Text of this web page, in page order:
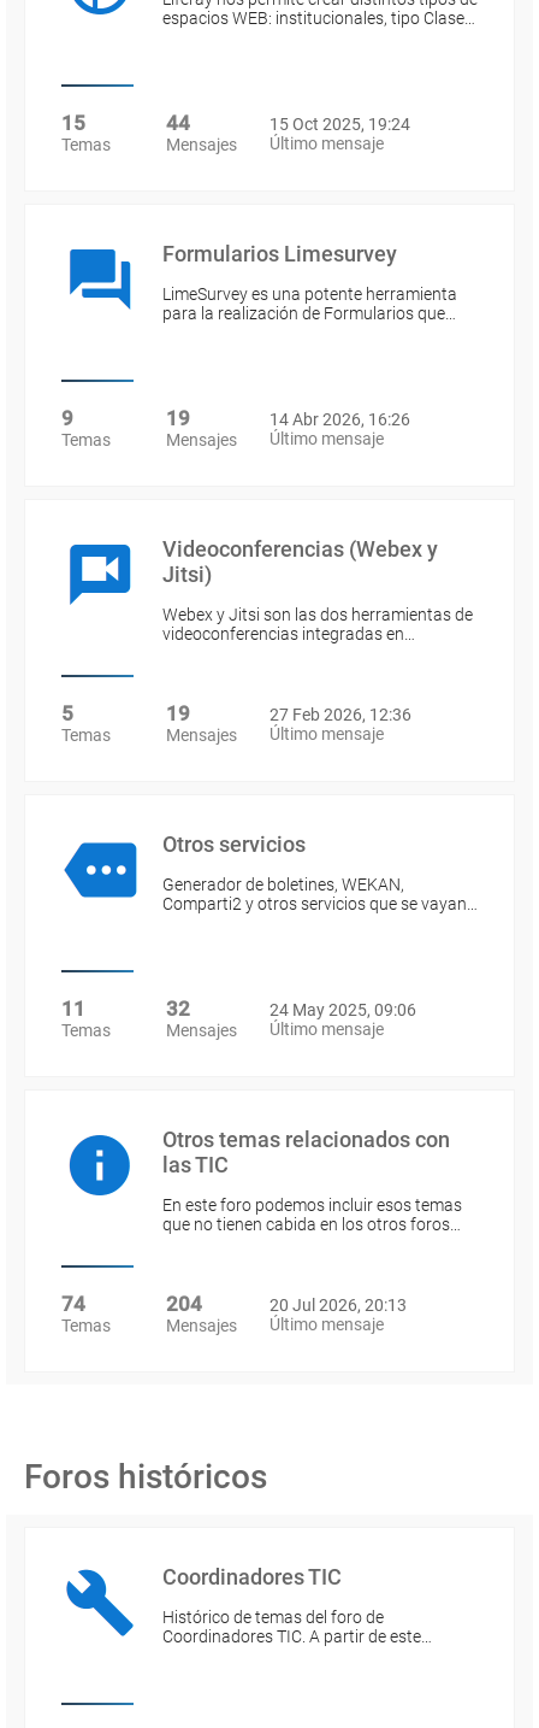
espacios WEB: institucionales, tipo Clase…
15
Temas
44
Mensajes
15 Oct 2025, 19:24
Último mensaje
Formularios Limesurvey
LimeSurvey es una potente herramienta
para la realización de Formularios que…
9
Temas
19
Mensajes
14 Abr 2026, 16:26
Último mensaje
Videoconferencias (Webex y
Jitsi)
Webex y Jitsi son las dos herramientas de
videoconferencias integradas en…
5
Temas
19
Mensajes
27 Feb 2026, 12:36
Último mensaje
Otros servicios
Generador de boletines, WEKAN,
Comparti2 y otros servicios que se vayan…
11
Temas
32
Mensajes
24 May 2025, 09:06
Último mensaje
Otros temas relacionados con
las TIC
En este foro podemos incluir esos temas
que no tienen cabida en los otros foros…
74
Temas
204
Mensajes
20 Jul 2026, 20:13
Último mensaje
Foros históricos
Coordinadores TIC
Histórico de temas del foro de
Coordinadores TIC. A partir de este…